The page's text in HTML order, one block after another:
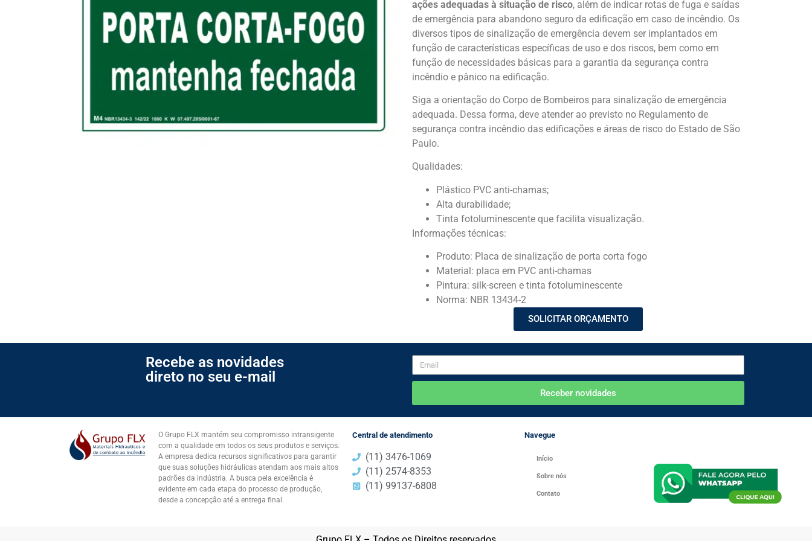
ações adequadas à situação de risco, além de indicar rotas de fuga e saídas
de emergência para abandono seguro da edificação em caso de incêndio. Os
diversos tipos de sinalização de emergência devem ser implantados em
função de características específicas de uso e dos riscos, bem como em
função de necessidades básicas para a garantia da segurança contra
incêndio e pânico na edificação.
Siga a orientação do Corpo de Bombeiros para sinalização de emergência
adequada. Dessa forma, deve atender ao previsto no Regulamento de
segurança contra incêndio das edificações e áreas de risco do Estado de São
Paulo.
Qualidades:
Plástico PVC anti-chamas;
Alta durabilidade;
Tinta fotoluminescente que facilita visualização.
Informações técnicas:
Produto: Placa de sinalização de porta corta fogo
Material: placa em PVC anti-chamas
Pintura: silk-screen e tinta fotoluminescente
Norma: NBR 13434-2
SOLICITAR ORÇAMENTO
Recebe as novidades
direto no seu e-mail
Receber novidades
O Grupo FLX mantém seu compromisso intransigente
com a qualidade em todos os seus produtos e serviços.
A empresa dedica recursos significativos para garantir
que suas soluções hidráulicas atendam aos mais altos
padrões da indústria. A busca pela excelência é
evidente em cada etapa do processo de produção,
desde a concepção até a entrega final.
Central de atendimento
(11) 3476-1069
(11) 2574-8353​
(11) 99137-6808​
Navegue
Início
Sobre nós
Contato